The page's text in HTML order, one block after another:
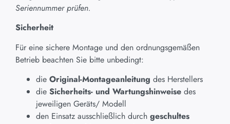
Seriennummer prüfen.
Sicherheit
Für eine sichere Montage und den ordnungsgemäßen
Betrieb beachten Sie bitte unbedingt:
die Original-Montageanleitung des Herstellers
die Sicherheits- und Wartungshinweise des
jeweiligen Geräts/ Modell
den Einsatz ausschließlich durch geschultes